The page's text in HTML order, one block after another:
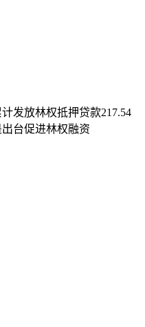
发放林权抵押贷款217.54
台促进林权融资